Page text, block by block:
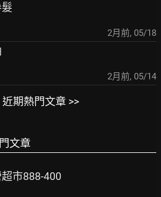
2月前, 05/18
2月前, 05/14
近期熱門文章 >>
文章
市888-400